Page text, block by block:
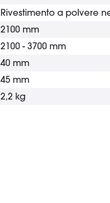
Rivestimento a polvere
2100 mm
2100 - 3700 mm
40 mm
45 mm
2,2 kg